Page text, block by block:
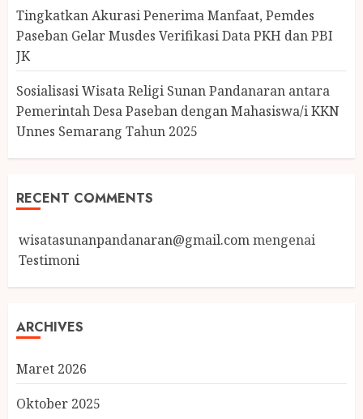
Tingkatkan Akurasi Penerima Manfaat, Pemdes
Paseban Gelar Musdes Verifikasi Data PKH dan PBI
JK
Sosialisasi Wisata Religi Sunan Pandanaran antara
Pemerintah Desa Paseban dengan Mahasiswa/i KKN
Unnes Semarang Tahun 2025
RECENT COMMENTS
wisatasunanpandanaran@gmail.commengenai
Testimoni
ARCHIVES
Maret 2026
Oktober 2025